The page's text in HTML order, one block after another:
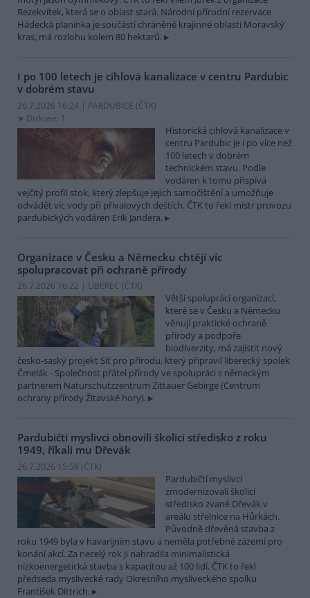
Rezekvítek, která se o oblast stará. Národní přírodní rezervace
Hádecká planinka je součástí chráněné krajinné oblasti Moravský
kras, má rozlohu kolem 80 hektarů.
I po 100 letech je cihlová kanalizace v centru Pardubic
v dobrém stavu
26.7.2026 16:24 | PARDUBICE (ČTK)
Diskuse: 1
Historická cihlová kanalizace v
centru Pardubic je i po více než
100 letech v dobrém
technickém stavu. Podle
vodáren k tomu přispívá
vejčitý profil stok, který zlepšuje jejich samočištění a umožňuje
odvádět víc vody při přívalových deštích. ČTK to řekl mistr provozu
pardubických vodáren Erik Jandera.
Organizace v Česku a Německu chtějí víc
spolupracovat při ochraně přírody
26.7.2026 16:22 | LIBEREC (ČTK)
Větší spolupráci organizací,
které se v Česku a Německu
věnují praktické ochraně
přírody a podpoře
biodiverzity, má zajistit nový
česko-saský projekt Síť pro přírodu, který připravil liberecký spolek
Čmelák - Společnost přátel přírody ve spolupráci s německým
partnerem Naturschutzzentrum Zittauer Gebirge (Centrum
ochrany přírody Žitavské hory).
Pardubičtí myslivci obnovili školicí středisko z roku
1949, říkali mu Dřevák
26.7.2026 15:59 (ČTK)
Pardubičtí myslivci
zmodernizovali školicí
středisko zvané Dřevák v
areálu střelnice na Hůrkách.
Původně dřevěná stavba z
roku 1949 byla v havarijním stavu a neměla potřebné zázemí pro
konání akcí. Za necelý rok ji nahradila minimalistická
nízkoenergetická stavba s kapacitou až 100 lidí. ČTK to řekl
předseda myslivecké rady Okresního mysliveckého spolku
František Dittrich.